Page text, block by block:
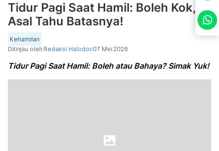
Tidur Pagi Saat Hamil: Boleh Kok,
Asal Tahu Batasnya!
Kehamilan
Ditinjau oleh Redaksi Halodoc07 Mei 2026
Tidur Pagi Saat Hamil: Boleh atau Bahaya? Simak Yuk!